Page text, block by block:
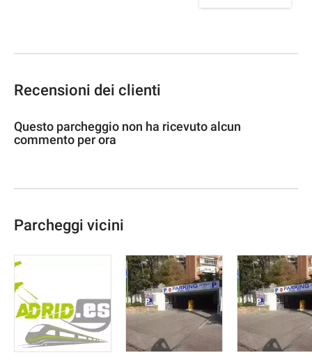
Recensioni dei clienti
Questo parcheggio non ha ricevuto alcun
commento per ora
Parcheggi vicini